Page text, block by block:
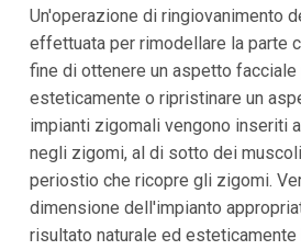
Un'operazione di ringiovanimento
effettuata per rimodellare la parte
fine di ottenere un aspetto facciale
esteticamente o ripristinare un
impianti zigomali vengono inseriti
negli zigomi, al di sotto dei
periostio che ricopre gli zigomi.
dimensione dell'impianto
risultato naturale ed